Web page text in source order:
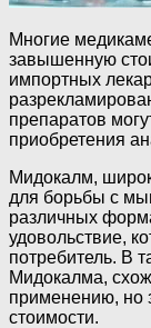
Многие
завышенную
импортных
препаратов
приобретения
Мидокалм,
для борьбы с
различных
удовольствие,
потребитель. В
Мидокалма,
применению, но
стоимости.